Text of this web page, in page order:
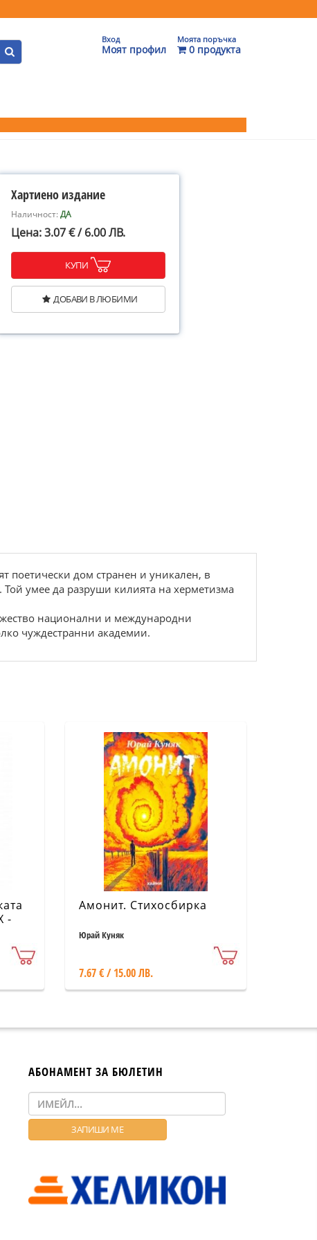
Вход
Моят профил
Моята поръчка
0 продукта
Хартиено издание
Наличност:ДА
Цена: 3.07 € / 6.00 ЛВ.
КУПИ
ДОБАВИ В ЛЮБИМИ
поетически дом странен и уникален, в
умее да разруши килията на херметизма
национални и международни
чуждестранни академии.
-
Амонит. Стихосбирка
Юрай Куняк
7.67 € / 15.00 ЛВ.
АБОНАМЕНТ ЗА БЮЛЕТИН